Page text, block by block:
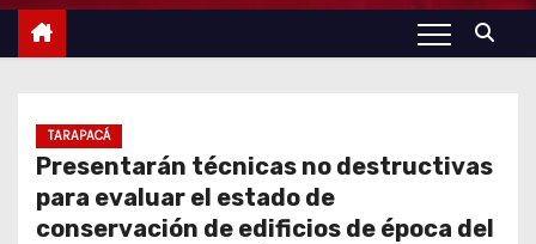
TARAPACÁ
Presentarán técnicas no destructivas
para evaluar el estado de
conservación de edificios de época del